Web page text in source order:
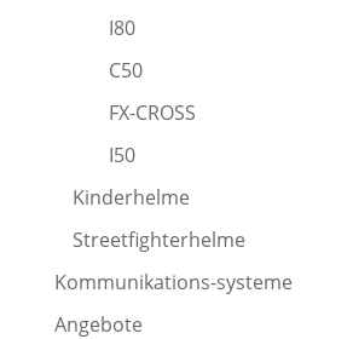
I80
C50
FX-CROSS
I50
Kinderhelme
Streetfighterhelme
Kommunikations-systeme
Angebote